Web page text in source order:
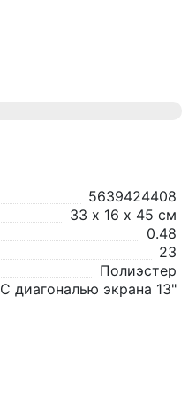
5639424408
33 х 16 х 45 см
0.48
23
Полиэстер
С диагональю экрана 13"